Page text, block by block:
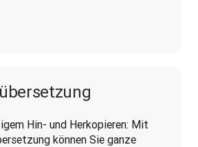
Hin- und Herkopieren: Mit
können Sie ganze